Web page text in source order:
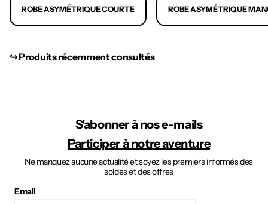
ROBE ASYMÉTRIQUE COURTE ROBE ASYMÉTRIQUE
↪︎ Produits récemment consultés
S'abonner à nos e-mails
Participer à notre aventure
Ne manquez aucune actualité et soyez les premiers informés des
soldes et des offres
Email